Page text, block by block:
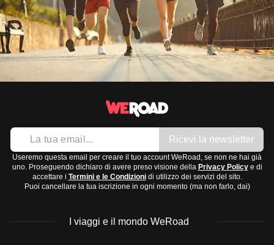
Ricevi la newsletter
Useremo questa email per creare il tuo account WeRoad, se non ne hai già
uno. Proseguendo dichiaro di avere preso visione della Privacy Policye di
accettare i Termini e le Condizionidi utilizzo dei servizi del sito.
Puoi cancellare la tua iscrizione in ogni momento (ma non farlo, dai)
I viaggi e il mondo WeRoad